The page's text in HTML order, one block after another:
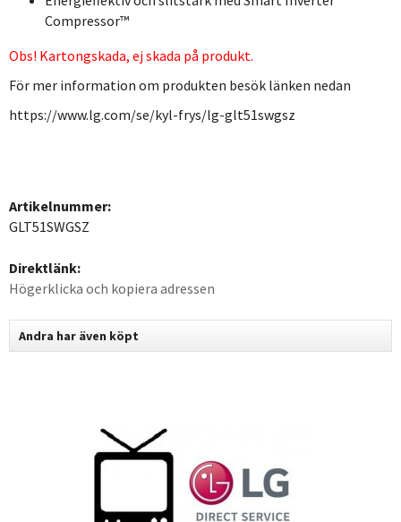
Compressor™
Obs! Kartongskada, ej skada på produkt.
För mer information om produkten besök länken nedan
https://www.lg.com/se/kyl-frys/lg-glt51swgsz
Artikelnummer:
GLT51SWGSZ
Direktlänk:
Högerklicka och kopiera adressen
Andra har även köpt